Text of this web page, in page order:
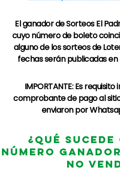
El ganador deSorteos El
cuyo número de boleto
alguno de los sorteos de
fechas serán publicadas
IMPORTANTE: Es
comprobante de pago al
enviaron por
¿QUÉ SUCEDE
NÚMERO
NO